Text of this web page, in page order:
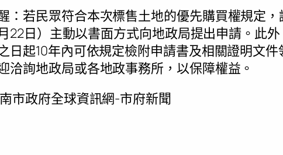
：若民眾符合本次標售土地的優先購買權規定，
22日）主動以書面方式向地政局提出申請。此
日起10年內可依規定檢附申請書及相關證明文
洽詢地政局或各地政事務所，以保障權益。
市政府全球資訊網-市府新聞